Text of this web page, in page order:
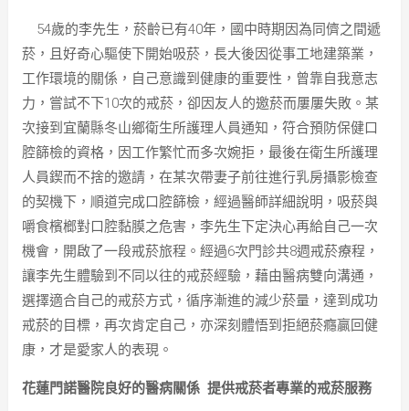
54歲的李先生，菸齡已有40年，國中時期因為同儕之間遞
菸，且好奇心驅使下開始吸菸，長大後因從事工地建築業，
工作環境的關係，自己意識到健康的重要性，曾靠自我意志
力，嘗試不下10次的戒菸，卻因友人的邀菸而屢屢失敗。某
次接到宜蘭縣冬山鄉衛生所護理人員通知，符合預防保健口
腔篩檢的資格，因工作繁忙而多次婉拒，最後在衛生所護理
人員鍥而不捨的邀請，在某次帶妻子前往進行乳房攝影檢查
的契機下，順道完成口腔篩檢，經過醫師詳細說明，吸菸與
嚼食檳榔對口腔黏膜之危害，李先生下定決心再給自己一次
機會，開啟了一段戒菸旅程。經過6次門診共8週戒菸療程，
讓李先生體驗到不同以往的戒菸經驗，藉由醫病雙向溝通，
選擇適合自己的戒菸方式，循序漸進的減少菸量，達到成功
戒菸的目標，再次肯定自己，亦深刻體悟到拒絕菸癮贏回健
康，才是愛家人的表現。
花蓮門諾醫院良好的醫病關係 提供戒菸者專業的戒菸服務